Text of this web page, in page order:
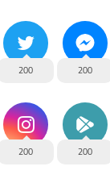
200
200
200
200